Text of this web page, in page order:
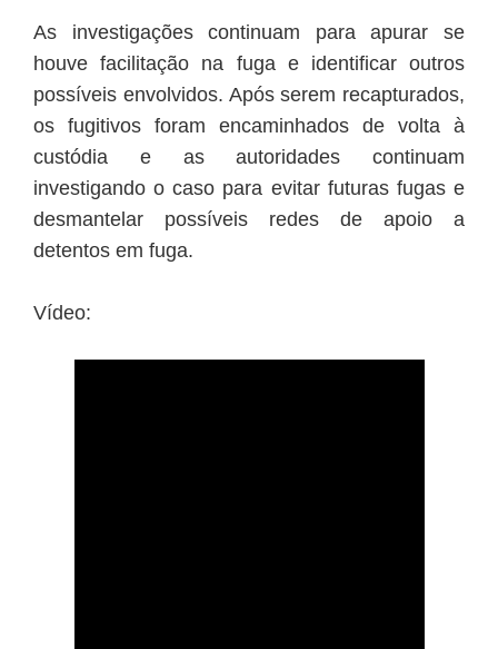
As investigações continuam para apurar se
houve facilitação na fuga e identificar outros
possíveis envolvidos. Após serem recapturados,
os fugitivos foram encaminhados de volta à
custódia e as autoridades continuam
investigando o caso para evitar futuras fugas e
desmantelar possíveis redes de apoio a
detentos em fuga.
Vídeo: